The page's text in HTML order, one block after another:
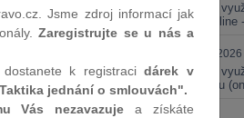
cena snížila
navíc bylo do tří let
V průměru tedy
takto nastavených
Praktické
smluv (online
01.09.2026
Praktické
judikaturou
Jsme zdroj informací jak
Zaregistrujte se u nás a
dostanete k registracidárek v
jednání o smlouvách".
Vás nezavazuje a získáte